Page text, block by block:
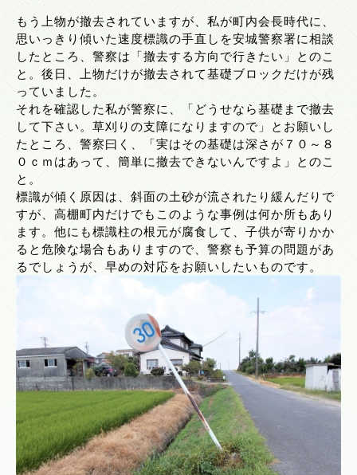
もう上物が撤去されていますが、私が町内会長時代に、
思いっきり傾いた速度標識の手直しを安城警察署に相談
したところ、警察は「撤去する方向で行きたい」とのこ
と。後日、上物だけが撤去されて基礎ブロックだけが残
っていました。
それを確認した私が警察に、「どうせなら基礎まで撤去
して下さい。草刈りの支障になりますので」とお願いし
たところ、警察曰く、「実はその基礎は深さが７０～８
０ｃｍはあって、簡単に撤去できないんですよ」とのこ
と。
標識が傾く原因は、斜面の土砂が流されたり緩んだりで
すが、高棚町内だけでもこのような事例は何か所もあり
ます。他にも標識柱の根元が腐食して、子供が寄りかか
ると危険な場合もありますので、警察も予算の問題があ
るでしょうが、早めの対応をお願いしたいものです。